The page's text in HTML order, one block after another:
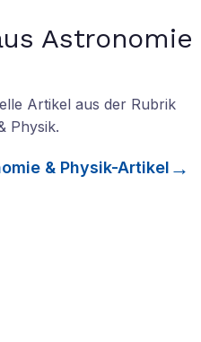
Astronomie
Artikel aus der Rubrik
Physik.
& Physik-Artikel